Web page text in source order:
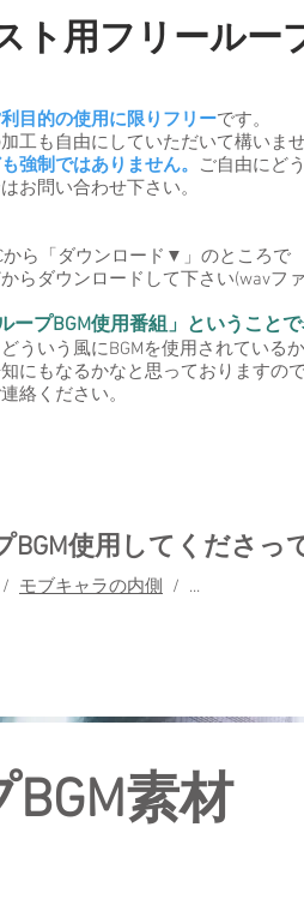
ト用フリールー
目的の使用に限りフリーです。
工も自由にしていただいて構いま
強制ではありません。
ご自由にど
お問い合わせ下さい。
から「​ダウンロード▼」のところで
らダウンロードして下さい(wavフ
ープBGM使用番組」ということ
ういう風にBGMを使用されている
にもなるかなと思っておりますの
絡ください。
BGM使用してくださっ
/ モブキャラの内側 / ...
素材